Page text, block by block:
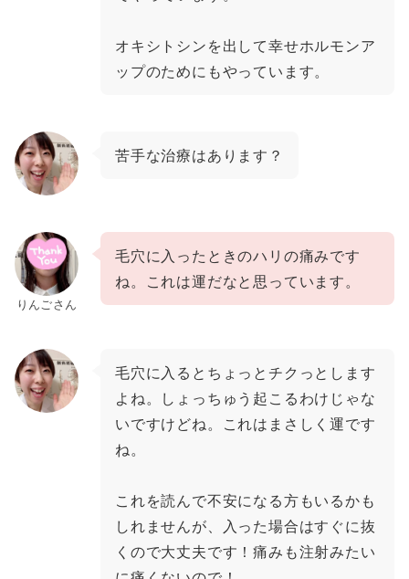
オキシトシンを出して幸せホルモンア
ップのためにもやっています。
苦手な治療はあります？
りんごさん
毛穴に入ったときのハリの痛みです
ね。これは運だなと思っています。
毛穴に入るとちょっとチクっとします
よね。しょっちゅう起こるわけじゃな
いですけどね。これはまさしく運です
ね。
これを読んで不安になる方もいるかも
しれませんが、入った場合はすぐに抜
くので大丈夫です！痛みも注射みたい